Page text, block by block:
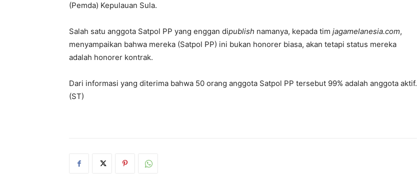
(Pemda) Kepulauan Sula.
Salah satu anggota Satpol PP yang enggan dipublish namanya, kepada tim jagamelanesia.com,
menyampaikan bahwa mereka (Satpol PP) ini bukan honorer biasa, akan tetapi status mereka
adalah honorer kontrak.
Dari informasi yang diterima bahwa 50 orang anggota Satpol PP tersebut 99% adalah anggota aktif.
(ST)